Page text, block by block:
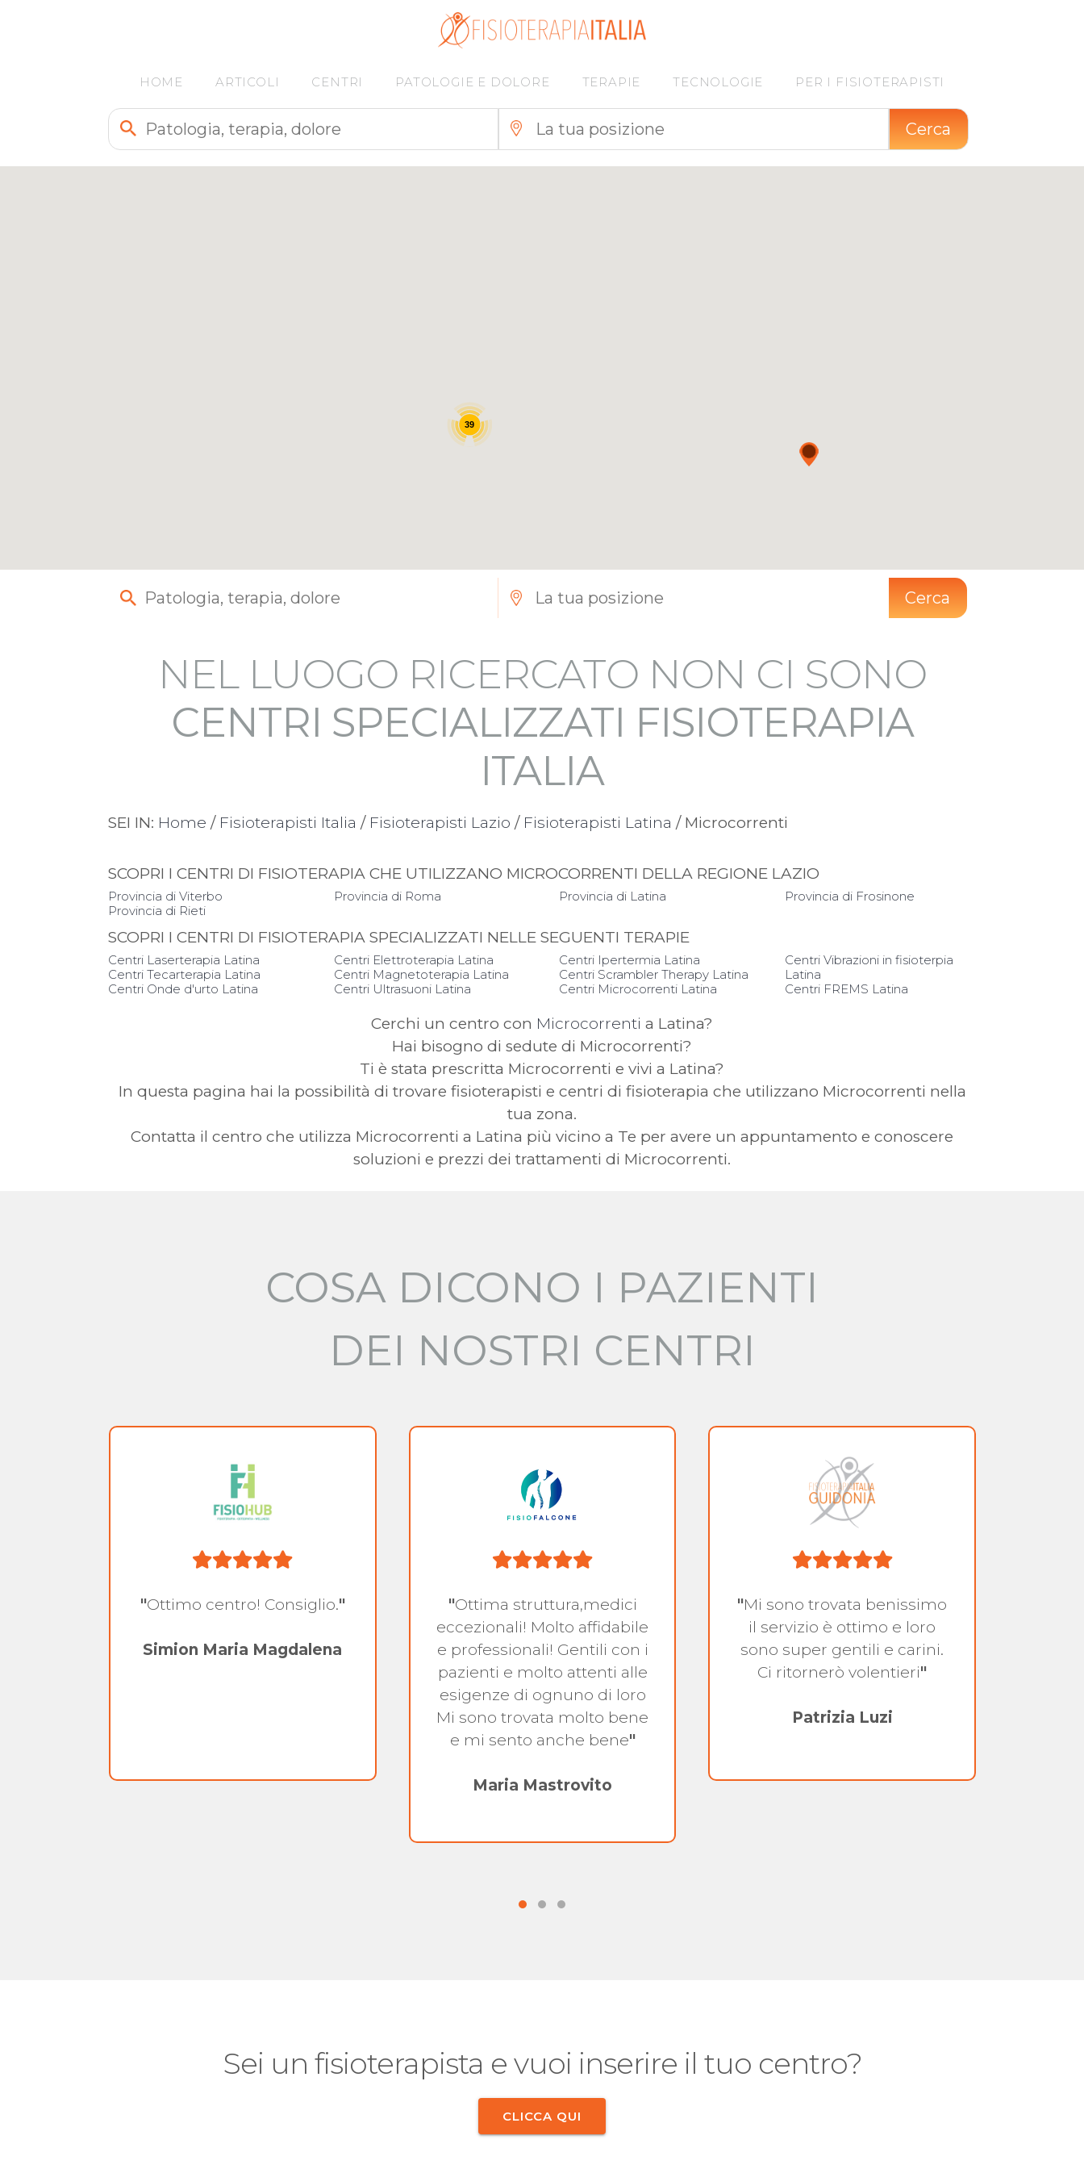
HOME ARTICOLI CENTRI PATOLOGIE E DOLORE TERAPIE TECNOLOGIE PER I FISIOTERAPISTI
Cerca
39
Cerca
NEL LUOGO RICERCATO NON CI SONO
CENTRI SPECIALIZZATI FISIOTERAPIA
ITALIA
SEI IN: Home / Fisioterapisti Italia / Fisioterapisti Lazio / Fisioterapisti Latina / Microcorrenti
SCOPRI I CENTRI DI FISIOTERAPIA CHE UTILIZZANO MICROCORRENTI DELLA REGIONE LAZIO
Provincia di Viterbo
Provincia di Rieti
Provincia di Roma Provincia di Latina Provincia di Frosinone
SCOPRI I CENTRI DI FISIOTERAPIA SPECIALIZZATI NELLE SEGUENTI TERAPIE
Centri Laserterapia Latina
Centri Tecarterapia Latina
Centri Onde d'urto Latina
Centri Elettroterapia Latina
Centri Magnetoterapia Latina
Centri Ultrasuoni Latina
Centri Ipertermia Latina
Centri Scrambler Therapy Latina
Centri Microcorrenti Latina
Centri Vibrazioni in fisioterpia
Latina
Centri FREMS Latina
Cerchi un centro con Microcorrenti a Latina?
Hai bisogno di sedute di Microcorrenti?
Ti è stata prescritta Microcorrenti e vivi a Latina?
In questa pagina hai la possibilità di trovare fisioterapisti e centri di fisioterapia che utilizzano Microcorrenti nella
tua zona.
Contatta il centro che utilizza Microcorrenti a Latina più vicino a Te per avere un appuntamento e conoscere
soluzioni e prezzi dei trattamenti di Microcorrenti.
COSA DICONO I PAZIENTI
DEI NOSTRI CENTRI
"Ottimo centro! Consiglio."
Simion Maria Magdalena
"Ottima struttura,medici
eccezionali! Molto affidabile
e professionali! Gentili con i
pazienti e molto attenti alle
esigenze di ognuno di loro
Mi sono trovata molto bene
e mi sento anche bene"
Maria Mastrovito
"Mi sono trovata benissimo
il servizio è ottimo e loro
sono super gentili e carini.
Ci ritornerò volentieri"
Patrizia Luzi
Sei un fisioterapista e vuoi inserire il tuo centro?
CLICCA QUI